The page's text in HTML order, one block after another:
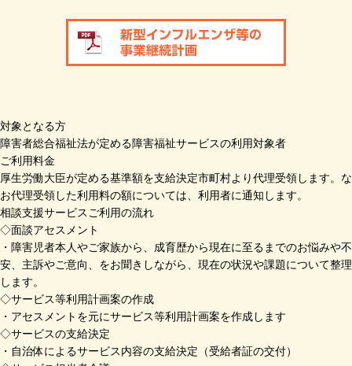
対象となる方
障害者総合福祉法が定める障害福祉サービスの利用対象者
ご利用料金
厚生労働大臣が定める基準額を支給決定市町村より代理受領します。な
お代理受領した利用料の額については、利用者に通知します。
相談支援サービスご利用の流れ
◇面談アセスメント
・障害児者本人やご家族から、成育歴から現在に至るまでのお悩みや不
安、主訴やご意向、をお聞きしながら、現在の状況や課題について整理
します。
◇サービス等利用計画案の作成
・アセスメントを元にサービス等利用計画案を作成します
◇サービスの支給決定
・自治体によるサービス内容の支給決定（受給者証の交付）